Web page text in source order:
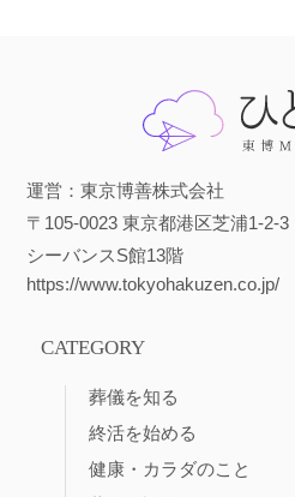
運営：東京博善株式会社
〒105-0023 東京都港区芝浦1-2-3
シーバンスS館13階
https://www.tokyohakuzen.co.jp/
CATEGORY
葬儀を知る
終活を始める
健康・カラダのこと